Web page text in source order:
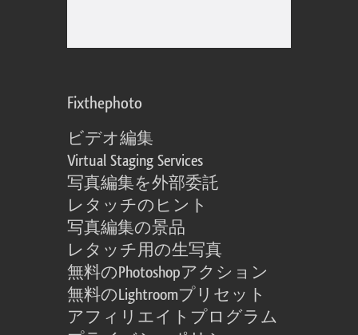
Fixthephoto
ビデオ編集
Virtual Staging Services
写真編集を外部委託
レタッチのヒント
写真編集の景品
レタッチ用の生写真
無料のPhotoshopアクション
無料のLightroomプリセット
アフィリエイトプログラム